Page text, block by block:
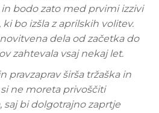
bodo zato med prvimi izzivi
bo izšla z aprilskih volitev.
dela od začetka do
zahtevala vsaj nekaj let.
pravzaprav širša tržaška in
ne moreta privoščiti
bi dolgotrajno zaprtje